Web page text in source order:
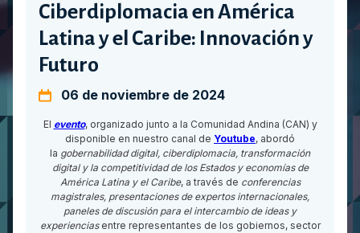
Ciberdiplomacia en América
Latina y el Caribe: Innovación y
Futuro
06 de noviembre de 2024
El evento, organizado junto a la Comunidad Andina (CAN) y
disponible en nuestro canal de Youtube, abordó
la gobernabilidad digital, ciberdiplomacia, transformación
digital y la competitividad de los Estados y economías de
América Latina y el Caribe, a través de conferencias
magistrales, presentaciones de expertos internacionales,
paneles de discusión para el intercambio de ideas y
experienciasentre representantes de los gobiernos, sector